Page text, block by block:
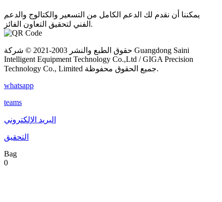
يمكننا أن نقدم لك الدعم الكامل من التسعير والكتالوج والدعم
الفني لتحقيق التعاون الفائز.
حقوق الطبع والنشر 2003-2021 © شركة Guangdong Saini
Intelligent Equipment Technology Co.,Ltd / GIGA Precision
Technology Co., Limited جميع الحقوق محفوظة.
whatsapp
teams
البريد الإلكتروني
التحقيق
Bag
0